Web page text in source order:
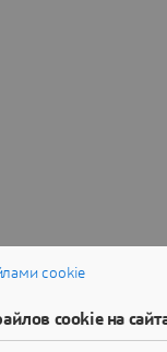
cookie
cookie на